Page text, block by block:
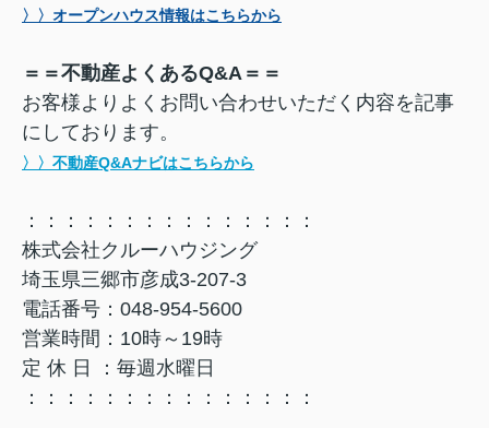
〉〉オープンハウス情報はこちらから
＝＝不動産よくあるQ&A＝＝
お客様よりよくお問い合わせいただく内容を記事
にしております。
〉〉不動産Q&Aナビはこちらから
：：：：：：：：：：：：：：：
株式会社クルーハウジング
埼玉県三郷市彦成3-207-3
電話番号：048-954-5600
営業時間：10時～19時
定 休 日 ：毎週水曜日
：：：：：：：：：：：：：：：